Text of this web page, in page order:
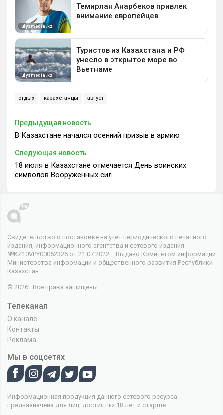
отдых казахстанцы август
Предыдущая новость
В Казахстане начался осенний призыв в армию
Следующая новость
18 июля в Казахстане отмечается День воинских
символов Вооруженных сил
Свидетельство о постановке на учет периодического печатного
издания, информационного агентства и сетевого издания
№KZ10VPY00052326 от 21.07.2022 г. Выдано Комитетом информации
Министерства информации и общественного развития Республики
Казахстан.
© 2026 . Все права защищены
Телеканал
О канале
Контакты
Реклама
Мы в соцсетях
Информационная продукция данного сетевого ресурса
предназначена для лиц, достигших 18 лет и старше.